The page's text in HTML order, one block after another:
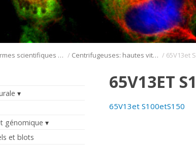
Plateformes scientifiques BMM / Centrifugeuses: hautes vitesses, ultracentrifugeuses et leurs rotors / 65V13et
génomique
et blots
65V13ET
65V13et S100etS150